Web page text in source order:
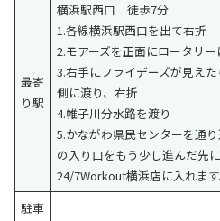
最寄
り駅
横浜駅西口 徒歩7分
1.各線横浜駅西口を出て右折
2.モアーズを正面にロータリ
3.右手にフライデーズが見え
側に渡り、右折
4.帷子川分水路を渡り
5.かながわ県民センターを通
の入り口をもう少し進んだ先
24/7Workout横浜店に入れます
駐車